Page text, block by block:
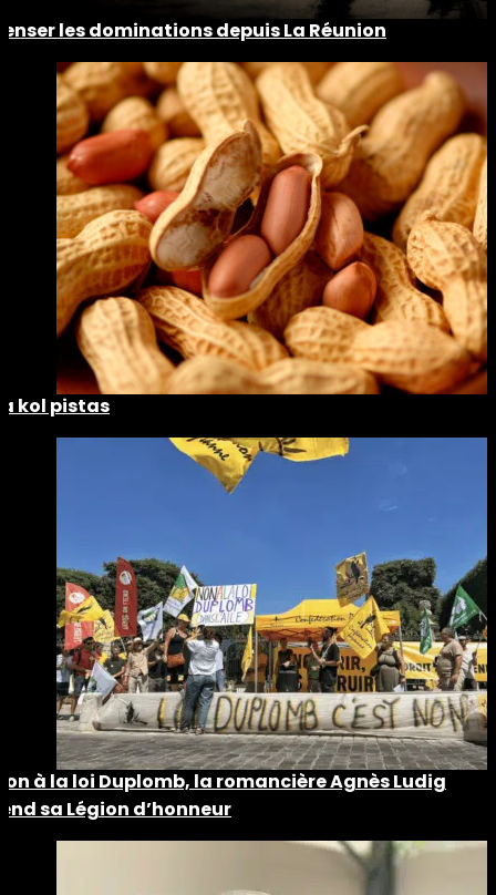
les dominations depuis La Réunion
kol pistas
à la loi Duplomb, la romancière Agnès Ludig
sa Légion d’honneur